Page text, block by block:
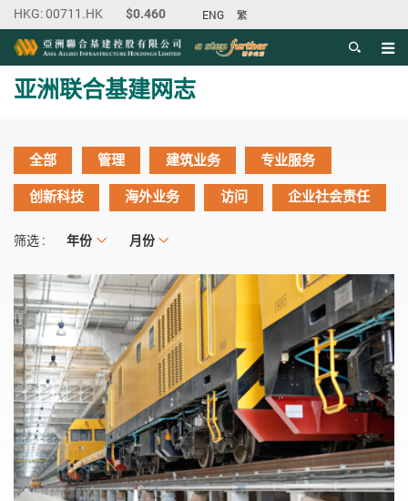
ENG 繁
目录
主内容开始
亚洲联合基建网志
全部 管理 建筑业务
专业服务
创新科技
海外业务 访问 企业社会责任
筛选 : 年份
年份 月份
月份